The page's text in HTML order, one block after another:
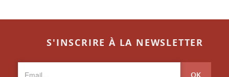
S'INSCRIRE À LA NEWSLETTER
OK